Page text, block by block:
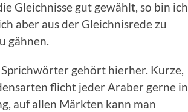
Gleichnisse gut gewählt, so bin ich
aber aus der Gleichnisrede zu
gähnen.
gehört hierher. Kurze,
flicht jeder Araber gerne in
auf allen Märkten kann man